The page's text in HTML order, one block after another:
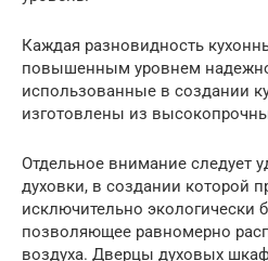
Каждая разновидность
повышенным уровнем
использованные в создании
изготовлены из
Отдельное внимание следует
духовки, в создании которой
исключительно экологически
позволяющее равномерно
воздуха. Дверцы духовых